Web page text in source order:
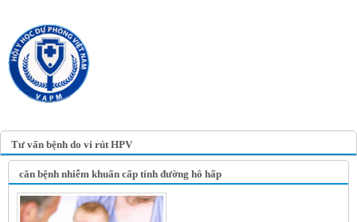
Tư vấn bệnh do vi rút HPV
căn bệnh nhiễm khuẩn cấp tính đường hô hấp